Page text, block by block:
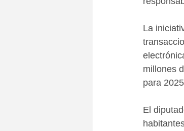
La
millones
para
El